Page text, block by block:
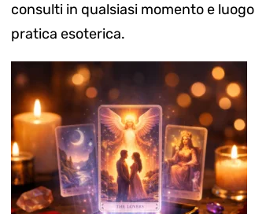
consulti in qualsiasi momento e
pratica esoterica.